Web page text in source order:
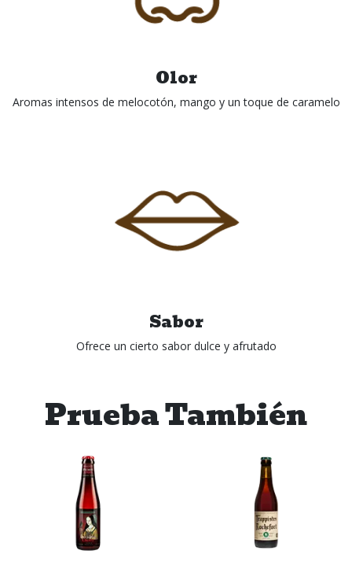
Olor
Aromas intensos de melocotón, mango y un toque de caramelo
Sabor
Ofrece un cierto sabor dulce y afrutado
Prueba También